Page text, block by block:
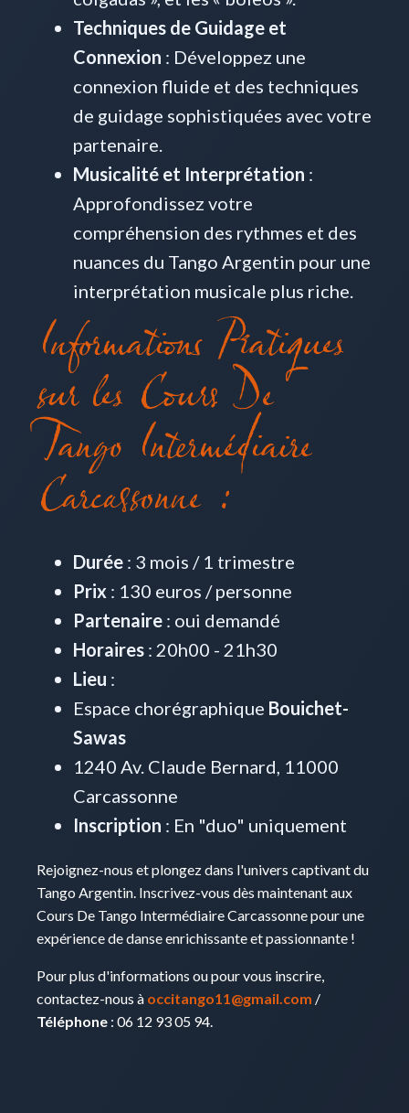
Techniques de Guidage et
Connexion : Développez une
connexion fluide et des techniques
de guidage sophistiquées avec votre
partenaire.
Musicalité et Interprétation :
Approfondissez votre
compréhension des rythmes et des
nuances du Tango Argentin pour une
interprétation musicale plus riche.
Informations Pratiques
sur les Cours De
Tango Intermédiaire
Carcassonne :
Durée : 3 mois / 1 trimestre
Prix : 130 euros / personne
Partenaire : oui demandé
Horaires : 20h00 - 21h30
Lieu :
Espace chorégraphique Bouichet-
Sawas
1240 Av. Claude Bernard, 11000
Carcassonne
Inscription : En "duo" uniquement
Rejoignez-nous et plongez dans l'univers captivant du
Tango Argentin. Inscrivez-vous dès maintenant aux
Cours De Tango Intermédiaire Carcassonne pour une
expérience de danse enrichissante et passionnante !
Pour plus d'informations ou pour vous inscrire,
contactez-nous à occitango11@gmail.com /
Téléphone : 06 12 93 05 94.